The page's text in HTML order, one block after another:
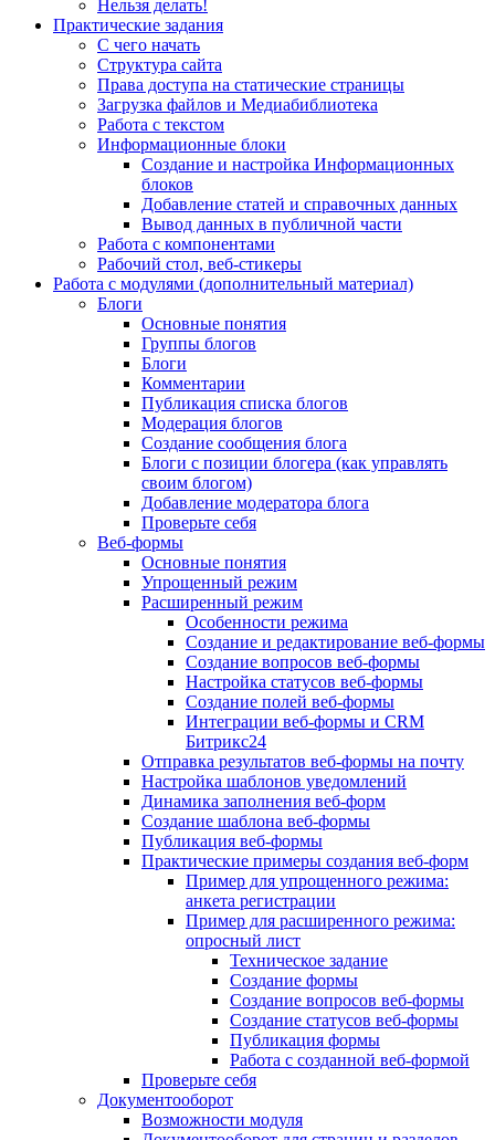
Нельзя делать!
Практические задания
С чего начать
Структура сайта
Права доступа на статические страницы
Загрузка файлов и Медиабиблиотека
Работа с текстом
Информационные блоки
Создание и настройка Информационных
блоков
Добавление статей и справочных данных
Вывод данных в публичной части
Работа с компонентами
Рабочий стол, веб-стикеры
Работа с модулями (дополнительный материал)
Блоги
Основные понятия
Группы блогов
Блоги
Комментарии
Публикация списка блогов
Модерация блогов
Создание сообщения блога
Блоги с позиции блогера (как управлять
своим блогом)
Добавление модератора блога
Проверьте себя
Веб-формы
Основные понятия
Упрощенный режим
Расширенный режим
Особенности режима
Создание и редактирование веб-формы
Создание вопросов веб-формы
Настройка статусов веб-формы
Создание полей веб-формы
Интеграции веб-формы и CRM
Битрикс24
Отправка результатов веб-формы на почту
Настройка шаблонов уведомлений
Динамика заполнения веб-форм
Создание шаблона веб-формы
Публикация веб-формы
Практические примеры создания веб-форм
Пример для упрощенного режима:
анкета регистрации
Пример для расширенного режима:
опросный лист
Техническое задание
Создание формы
Создание вопросов веб-формы
Создание статусов веб-формы
Публикация формы
Работа с созданной веб-формой
Проверьте себя
Документооборот
Возможности модуля